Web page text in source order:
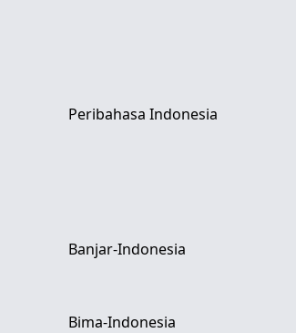
Peribahasa Indonesia
Banjar-Indonesia
Bima-Indonesia